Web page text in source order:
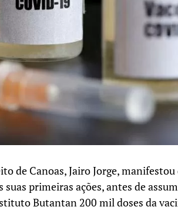
de Canoas, Jairo Jorge,
suas primeiras ações, antes de
Butantan 200 mil doses da